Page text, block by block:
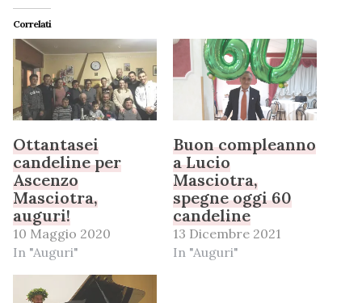
Correlati
Ottantasei
candeline per
Ascenzo
Masciotra,
auguri!
10 Maggio 2020
In "Auguri"
Buon compleanno
a Lucio
Masciotra,
spegne oggi 60
candeline
13 Dicembre 2021
In "Auguri"